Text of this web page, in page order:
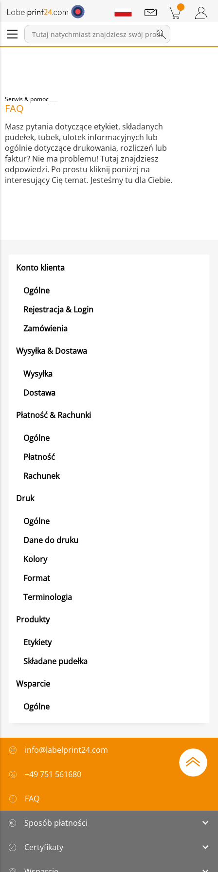
Pozycji w koszyku
Wiadomości
Serwis & pomoc
FAQ
Masz pytania dotyczące etykiet, składanych
pudełek, tubek, ulotek informacyjnych lub
ogólnie dotyczące drukowania, rozliczeń lub
faktur? Nie ma problemu! Tutaj znajdziesz
odpowiedzi. Po prostu kliknij poniżej na
interesujący Cię temat. Jesteśmy tu dla Ciebie.
Konto klienta
Ogólne
Rejestracja & Login
Zamówienia
Wysyłka & Dostawa
Wysyłka
Dostawa
Płatność & Rachunki
Ogólne
Płatność
Rachunek
Druk
Ogólne
Dane do druku
Kolory
Format
Terminologia
Produkty
Etykiety
Składane pudełka
Wsparcie
Ogólne
info@labelprint24.com
+49 751 561680
FAQ
Sposób płatności
Certyfikaty